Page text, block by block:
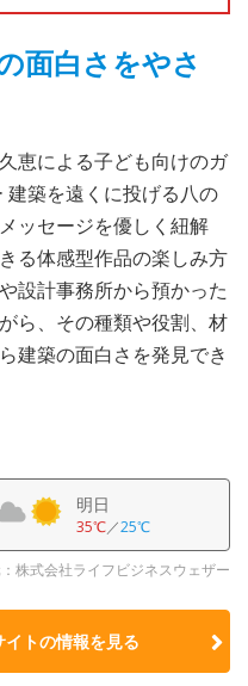
面白さをやさ
恵による子ども向けのガ
建築を遠くに投げる八の
ッセージを優しく紐解
る体感型作品の楽しみ方
設計事務所から預かった
ら、その種類や役割、材
建築の面白さを発見でき
明日
35℃／25℃
株式会社ライフビジネスウェザー
イトの情報を見る